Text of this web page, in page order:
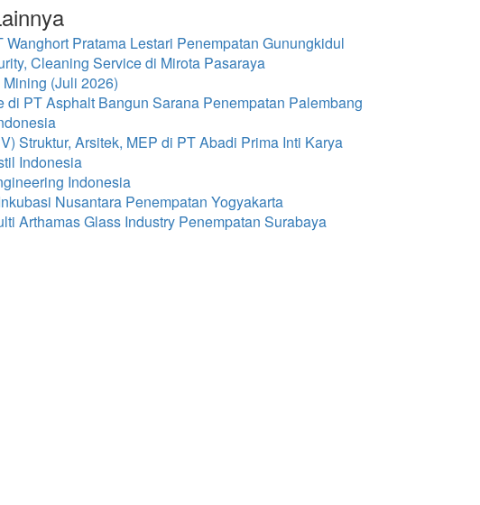
Pratama Lestari Penempatan Gunungkidul
Cleaning Service di Mirota Pasaraya
(Juli 2026)
PT Asphalt Bangun Sarana Penempatan Palembang
Struktur, Arsitek, MEP di PT Abadi Prima Inti Karya
Indonesia
Indonesia
Nusantara Penempatan Yogyakarta
Arthamas Glass Industry Penempatan Surabaya